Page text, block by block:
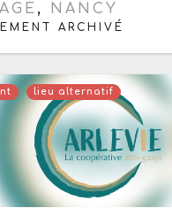
, NANCY
ARCHIVÉ
lieu alternatif